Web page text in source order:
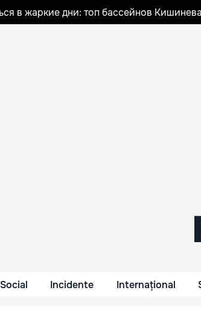
в жаркие дни: топ бассейнов Кишинева
Social Incidente Internațional